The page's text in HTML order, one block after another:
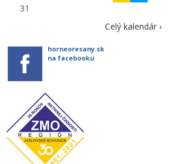
31
Celý kalendár ›
horneoresany.sk
na facebooku